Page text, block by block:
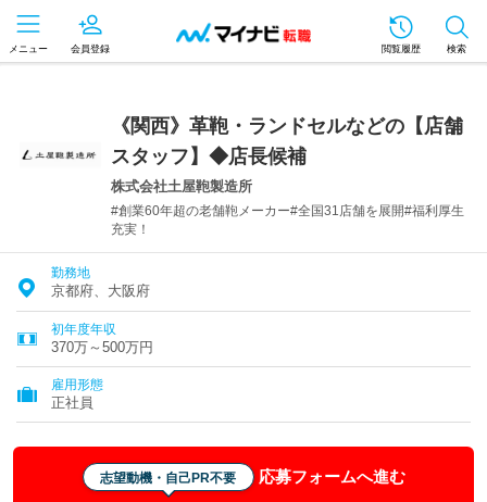
メニュー 会員登録 閲覧履歴 検索
《関西》革鞄・ランドセルなどの【店舗
スタッフ】◆店長候補
株式会社土屋鞄製造所
#創業60年超の老舗鞄メーカー#全国31店舗を展開#福利厚生
充実！
勤務地
京都府、大阪府
初年度年収
370万～500万円
雇用形態
正社員
志望動機・自己PR不要 応募フォームへ進む